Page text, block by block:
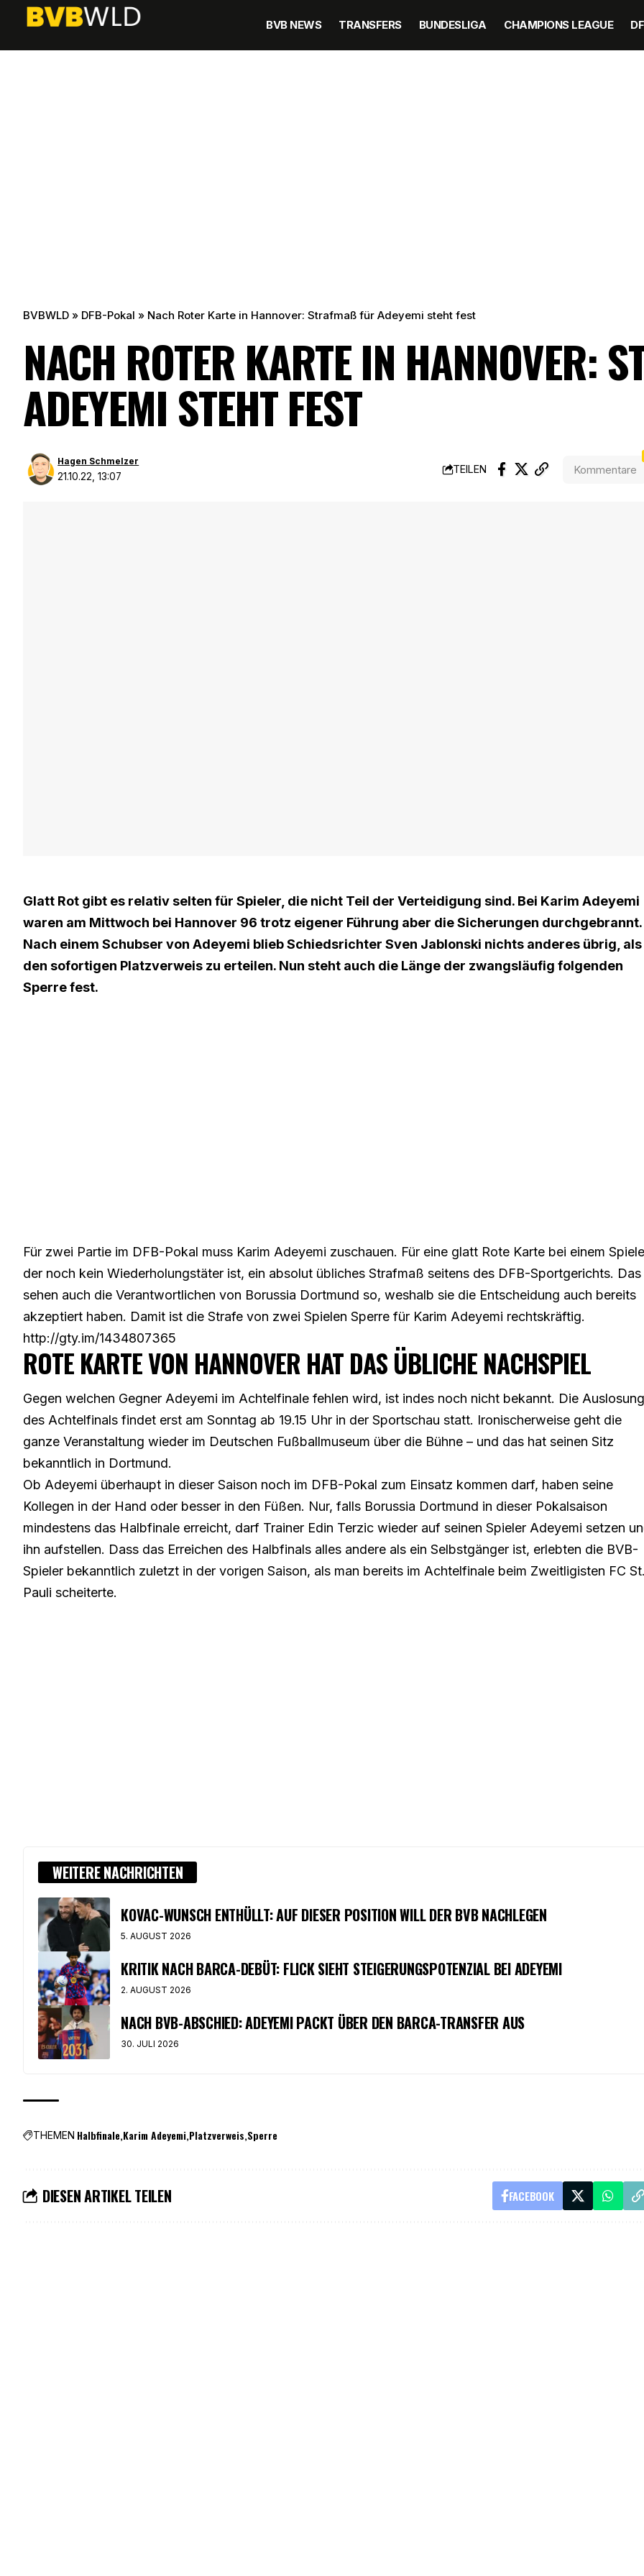
BVB NEWS TRANSFERS BUNDESLIGA CHAMPIONS LEAGUE
BVBWLD » DFB-Pokal » Nach Roter Karte in Hannover: Strafmaß für Adeyemi steht fest
NACH ROTER KARTE IN HANNOVER:
DEYEMI STEHT FEST
21.10.22, 13:07
Hagen Schmelzer
TEILEN Kommentare
Glatt Rot gibt es relativ selten für Spieler, die nicht Teil der Verteidigung sind. Bei Karim Adeyemi
waren am Mittwoch bei Hannover 96 trotz eigener Führung aber die Sicherungen durchgebrannt.
Nach einem Schubser von Adeyemi blieb Schiedsrichter Sven Jablonski nichts anderes übrig, als
den sofortigen Platzverweis zu erteilen. Nun steht auch die Länge der zwangsläufig folgenden
Sperre fest.
Für zwei Partie im DFB-Pokal muss Karim Adeyemi zuschauen. Für eine glatt Rote Karte bei einem
der noch kein Wiederholungstäter ist, ein absolut übliches Strafmaß seitens des DFB-Sportgerichts. Das
sehen auch die Verantwortlichen von Borussia Dortmund so, weshalb sie die Entscheidung auch bereits
akzeptiert haben. Damit ist die Strafe von zwei Spielen Sperre für Karim Adeyemi rechtskräftig.
http://gty.im/1434807365
ROTE KARTE VON HANNOVER HAT DAS ÜBLICHE NACHSPIEL
Gegen welchen Gegner Adeyemi im Achtelfinale fehlen wird, ist indes noch nicht bekannt. Die Auslosung
des Achtelfinals findet erst am Sonntag ab 19.15 Uhr in der Sportschau statt. Ironischerweise geht die
ganze Veranstaltung wieder im Deutschen Fußballmuseum über die Bühne – und das hat seinen Sitz
bekanntlich in Dortmund.
Ob Adeyemi überhaupt in dieser Saison noch im DFB-Pokal zum Einsatz kommen darf, haben seine
Kollegen in der Hand oder besser in den Füßen. Nur, falls Borussia Dortmund in dieser Pokalsaison
mindestens das Halbfinale erreicht, darf Trainer Edin Terzic wieder auf seinen Spieler Adeyemi setzen
ihn aufstellen. Dass das Erreichen des Halbfinals alles andere als ein Selbstgänger ist, erlebten die BVB-
Spieler bekanntlich zuletzt in der vorigen Saison, als man bereits im Achtelfinale beim Zweitligisten FC St.
Pauli scheiterte.
WEITERE NACHRICHTEN
KOVAC-WUNSCH ENTHÜLLT: AUF DIESER POSITION WILL DER BVB NACHLEGEN
5. AUGUST 2026
KRITIK NACH BARCA-DEBÜT: FLICK SIEHT STEIGERUNGSPOTENZIAL BEI ADEYEMI
2. AUGUST 2026
NACH BVB-ABSCHIED: ADEYEMI PACKT ÜBER DEN BARCA-TRANSFER AUS
30. JULI 2026
THEMEN Halbfinale Karim Adeyemi Platzverweis Sperre
DIESEN ARTIKEL TEILEN FACEBOOK